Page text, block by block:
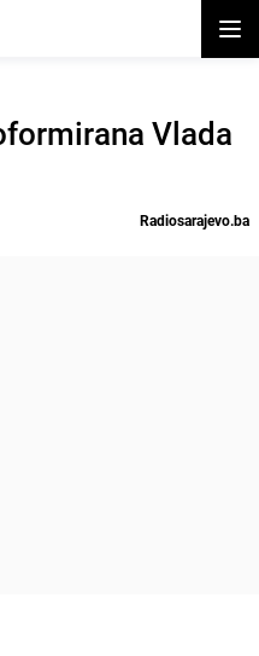
Vlada
Radiosarajevo.ba